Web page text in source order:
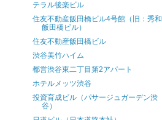
テラル後楽ビル
住友不動産飯田橋ビル4号館（旧：秀和
飯田橋ビル）
住友不動産飯田橋ビル
渋谷美竹ハイム
都営渋谷東二丁目第2アパート
ホテルメッツ渋谷
投資育成ビル（パサージュガーデン渋
谷）